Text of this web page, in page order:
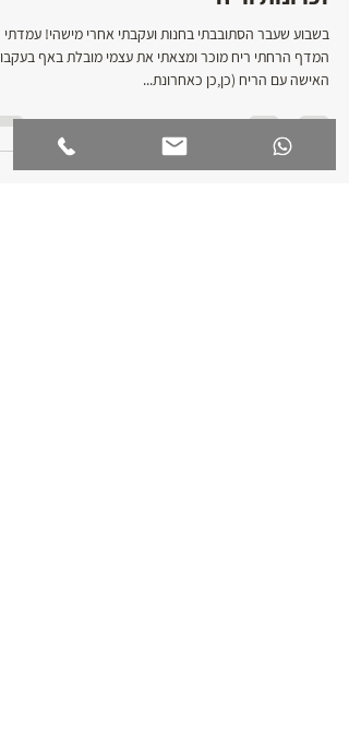
liatliateva
31 בדצמ׳ 2020
זמן קריאה 1 דקות
זכרונות וריח
בשבוע שעבר הסתובבתי בחנות ועקבתי אחרי מישהי! עמדתי
המדף הרחתי ריח מוכר ומצאתי את עצמי מובלת באף